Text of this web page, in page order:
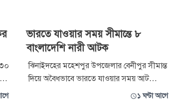
ভারতে যাওয়ার সময় সীমান্তে ৮
বাংলাদেশি নারী আটক
ঝিনাইদহের মহেশপুর উপজেলার বেনীপুর সীমান্ত
দিয়ে অবৈধভাবে ভারতে যাওয়ার সময় আট
বাংলাদেশি নারীকে আটক করেছে বর্ডার গার্ড১ ঘণ্টা আগে